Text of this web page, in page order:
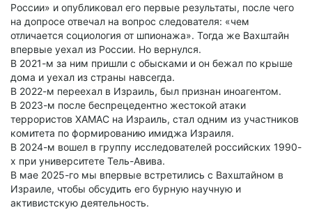
России» и опубликовал его первые результаты, после чего
на допросе отвечал на вопрос следователя: «чем
отличается социология от шпионажа». Тогда же Вахштайн
впервые уехал из России. Но вернулся.
В 2021-м за ним пришли с обысками и он бежал по крыше
дома и уехал из страны навсегда.
В 2022-м переехал в Израиль, был признан иноагентом.
В 2023-м после беспрецедентно жестокой атаки
террористов ХАМАС на Израиль, стал одним из участников
комитета по формированию имиджа Израиля.
В 2024-м вошел в группу исследователей российских 1990-
х при университете Тель-Авива.
В мае 2025-го мы впервые встретились с Вахштайном в
Израиле, чтобы обсудить его бурную научную и
активистскую деятельность.